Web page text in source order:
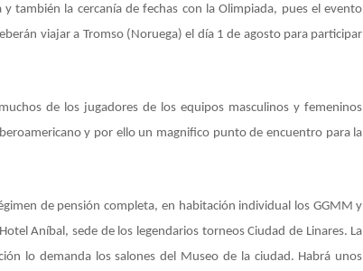
también la cercanía de fechas con la Olimpiada, pues el evento
viajar a Tromso (Noruega) el día 1 de agosto para participar
de los jugadores de los equipos masculinos y femeninos
y por ello un magnifico punto de encuentro para la
de pensión completa, en habitación individual los GGMM y
Aníbal, sede de los legendarios torneos Ciudad de Linares. La
lo demanda los salones del Museo de la ciudad. Habrá unos